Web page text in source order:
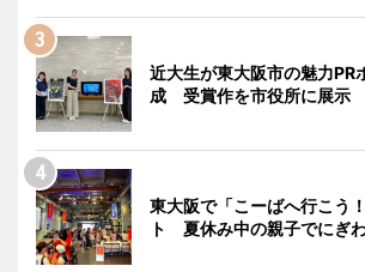
近大生が東大阪市の魅力PR
成 受賞作を市役所に展示
東大阪で「こーばへ行こう
ト 夏休み中の親子でにぎ